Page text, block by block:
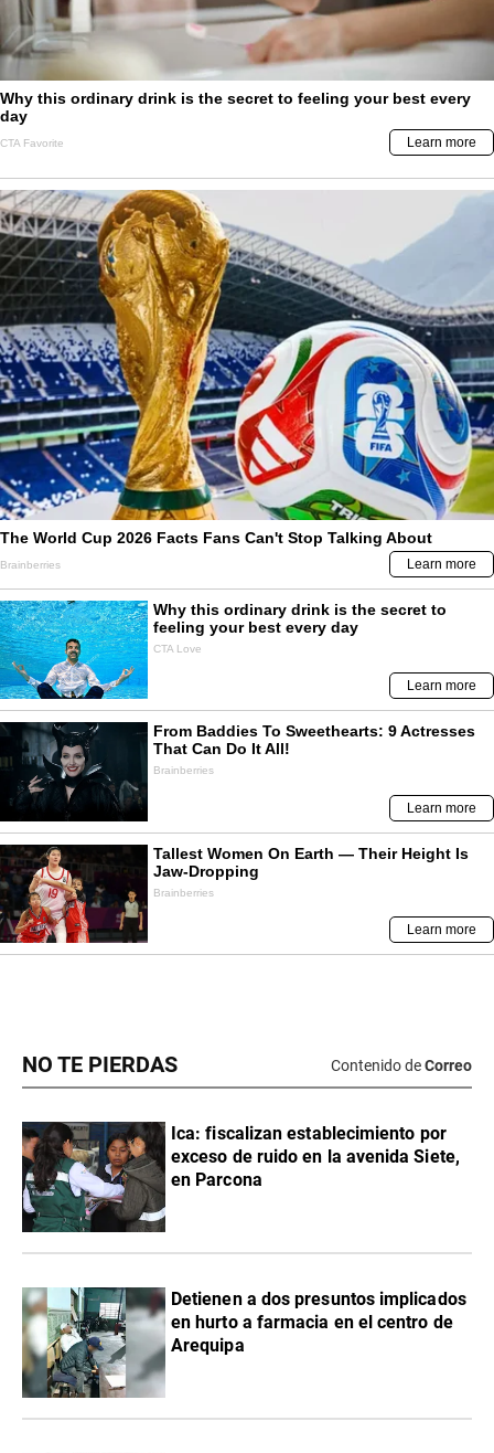
NO TE PIERDAS Contenido deCorreo
Ica: fiscalizan establecimiento por
exceso de ruido en la avenida Siete,
en Parcona
Detienen a dos presuntos implicados
en hurto a farmacia en el centro de
Arequipa